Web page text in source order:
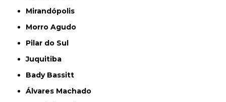
Mirandópolis
Morro Agudo
Pilar do Sul
Juquitiba
Bady Bassitt
Álvares Machado